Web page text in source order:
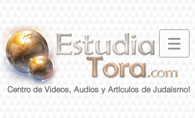
Centro de Videos, Audios y Artículos de Judaísmo!